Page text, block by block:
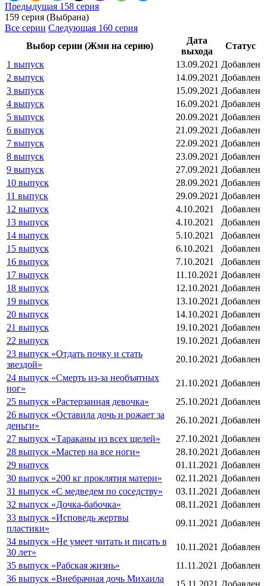
Предыдущая 158 серия
159 серия (Выбрана)
Все серии Следующая 160 серия
Выбор серии (Жми на серию)
Дата
выхода
Статус
1 выпуск
13.09.2021 Добавлен
2 выпуск
14.09.2021 Добавлен
3 выпуск
15.09.2021 Добавлен
4 выпуск
16.09.2021 Добавлен
5 выпуск
20.09.2021 Добавлен
6 выпуск
21.09.2021 Добавлен
7 выпуск
22.09.2021 Добавлен
8 выпуск
23.09.2021 Добавлен
9 выпуск
27.09.2021 Добавлен
10 выпуск
28.09.2021 Добавлен
11 выпуск
29.09.2021 Добавлен
12 выпуск
4.10.2021
Добавлен
13 выпуск
4.10.2021
Добавлен
14 выпуск
5.10.2021
Добавлен
15 выпуск
6.10.2021
Добавлен
16 выпуск
7.10.2021
Добавлен
17 выпуск
11.10.2021 Добавлен
18 выпуск
12.10.2021 Добавлен
19 выпуск
13.10.2021 Добавлен
20 выпуск
14.10.2021 Добавлен
21 выпуск
19.10.2021 Добавлен
22 выпуск
19.10.2021 Добавлен
23 выпуск «Отдать почку и стать
звездой»
20.10.2021 Добавлен
24 выпуск «Смерть из-за необъятных
ног»
21.10.2021 Добавлен
25 выпуск «Растерзанная девочка»
25.10.2021 Добавлен
26 выпуск «Оставила дочь и рожает за
деньги»
26.10.2021 Добавлен
27 выпуск «Тараканы из всех щелей»
27.10.2021 Добавлен
28 выпуск «Мастер на все ноги»
28.10.2021 Добавлен
29 выпуск
01.11.2021 Добавлен
30 выпуск «200 кг проклятия матери»
02.11.2021 Добавлен
31 выпуск «С медведем по соседству»
03.11.2021 Добавлен
32 выпуск «Дочка-бабочка»
08.11.2021 Добавлен
33 выпуск «Исповедь жертвы
пластики»
09.11.2021 Добавлен
34 выпуск «Не умеет читать и писать в
30 лет»
10.11.2021 Добавлен
35 выпуск «Рабская жизнь»
11.11.2021 Добавлен
36 выпуск «Внебрачная дочь Михаила
15.11.2021 Добавлен